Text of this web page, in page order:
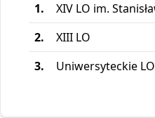
1.
XIV LO im.
2.
XIII LO
3.
Uniwersyteckie LO